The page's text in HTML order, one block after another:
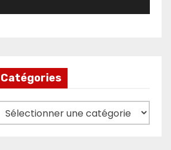
Catégories
Catégories